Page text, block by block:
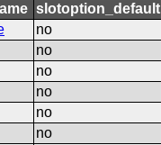
slotoption_default
no
no
no
no
no
no